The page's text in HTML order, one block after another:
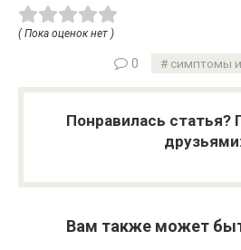
( Пока оценок нет )
0 симптомы
Понравилась статья?
Вам также может